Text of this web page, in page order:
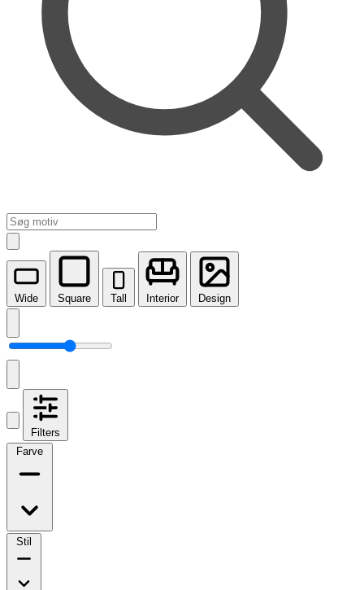
Wide Square Tall Interior Design
Filters
Farve
Stil